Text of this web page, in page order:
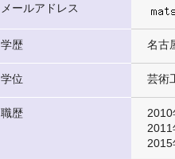
メールアドレス
学歴 名古
学位 芸術
職歴